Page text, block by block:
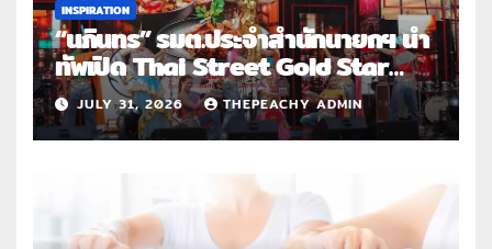
INSPIRATION
“นภินทร” รมต.ประจำสำนักนายกฯ นำ
ทัพเปิด Thai Street Gold Star
Roadshow 3 จังหวัดต้นแบบ
JULY 31, 2026 THEPEACHY ADMIN